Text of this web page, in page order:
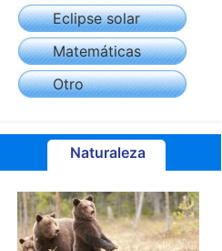
Eclipse solar
Matemáticas
Otro
Naturaleza